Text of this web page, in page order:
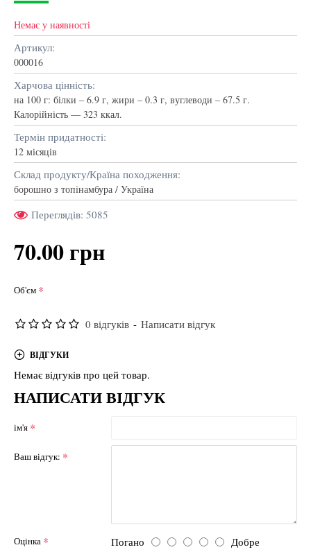
Немає у наявності
Артикул:
000016
Харчова цінність:
на 100 г: білки – 6.9 г, жири – 0.3 г, вуглеводи – 67.5 г.
Калорійність — 323 ккал.
Термін придатності:
12 місяців
Склад продукту/Країна походження:
борошно з топінамбура / Україна
Переглядів: 5085
0 відгуків - Написати відгук
70.00 грн
Об'єм
ВІДГУКИ
Немає відгуків про цей товар.
НАПИСАТИ ВІДГУК
ім'я
Ваш відгук:
Оцінка Погано Добре